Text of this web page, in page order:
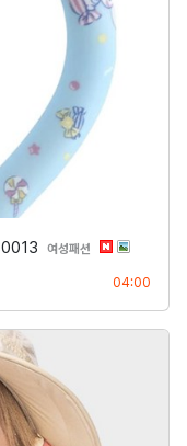
여성패션 분류
04:00